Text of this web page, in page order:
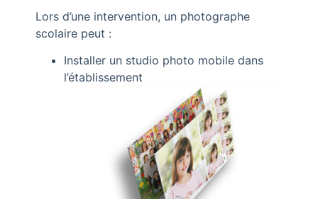
Lors d’une intervention, un photographe
scolaire peut :
Installer un studio photo mobile dans
l’établissement